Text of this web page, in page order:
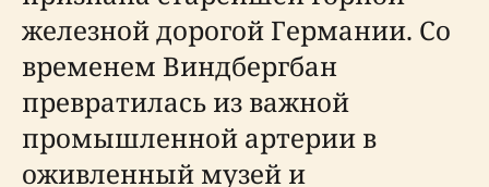
железной дорогой Германии. Со
временем Виндбергбан
превратилась из важной
промышленной артерии в
оживленный музей и